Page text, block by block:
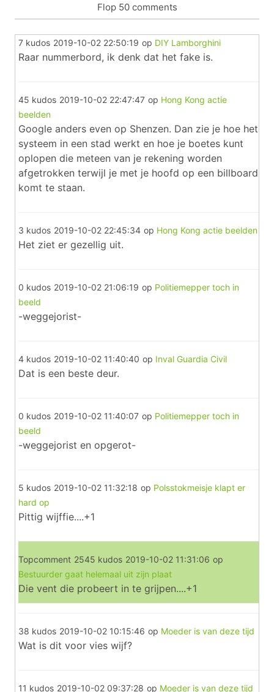
Flop 50 comments
7 kudos 2019-10-02 22:50:19 op DIY Lamborghini
Raar nummerbord, ik denk dat het fake is.
45 kudos 2019-10-02 22:47:47 op Hong Kong actie
beelden
Google anders even op Shenzen. Dan zie je hoe het
systeem in een stad werkt en hoe je boetes kunt
oplopen die meteen van je rekening worden
afgetrokken terwijl je met je hoofd op een billboard
komt te staan.
3 kudos 2019-10-02 22:45:34 op Hong Kong actie beelden
Het ziet er gezellig uit.
0 kudos 2019-10-02 21:06:19 op Politiemepper toch in
beeld
-weggejorist-
4 kudos 2019-10-02 11:40:40 op Inval Guardia Civil
Dat is een beste deur.
0 kudos 2019-10-02 11:40:07 op Politiemepper toch in
beeld
-weggejorist en opgerot-
5 kudos 2019-10-02 11:32:18 op Polsstokmeisje klapt er
hard op
Pittig wijffie....+1
Topcomment 2545 kudos 2019-10-02 11:31:06 op
Bestuurder gaat helemaal uit zijn plaat
Die vent die probeert in te grijpen....+1
38 kudos 2019-10-02 10:15:46 op Moeder is van deze tijd
Wat is dit voor vies wijf?
11 kudos 2019-10-02 09:37:28 op Moeder is van deze tijd